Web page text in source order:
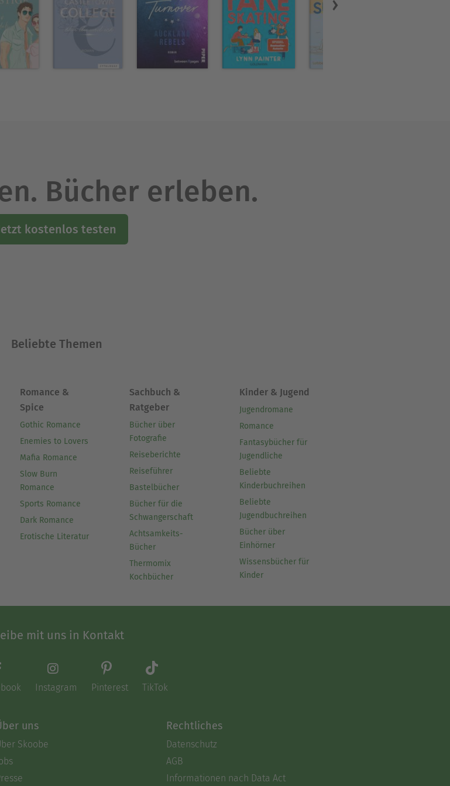
Bücher erleben.
kostenlos testen
Beliebte Themen
Romance &
Spice
Gothic Romance
Enemies to Lovers
Mafia Romance
Slow Burn
Romance
Sports Romance
Dark Romance
Erotische Literatur
Sachbuch &
Ratgeber
Bücher über
Fotografie
Reiseberichte
Reiseführer
Bastelbücher
Bücher für die
Schwangerschaft
Achtsamkeits-
Bücher
Thermomix
Kochbücher
Kinder & Jugend
Jugendromane
Romance
Fantasybücher für
Jugendliche
Beliebte
Kinderbuchreihen
Beliebte
Jugendbuchreihen
Bücher über
Einhörner
Wissensbücher für
Kinder
mit uns in Kontakt
Instagram Pinterest TikTok
uns
Skoobe
Rechtliches
Datenschutz
AGB
Informationen nach Data Act